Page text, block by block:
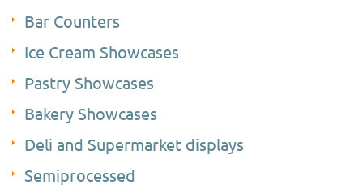
Bar Counters
Ice Cream Showcases
Pastry Showcases
Bakery Showcases
Deli and Supermarket displays
Semiprocessed